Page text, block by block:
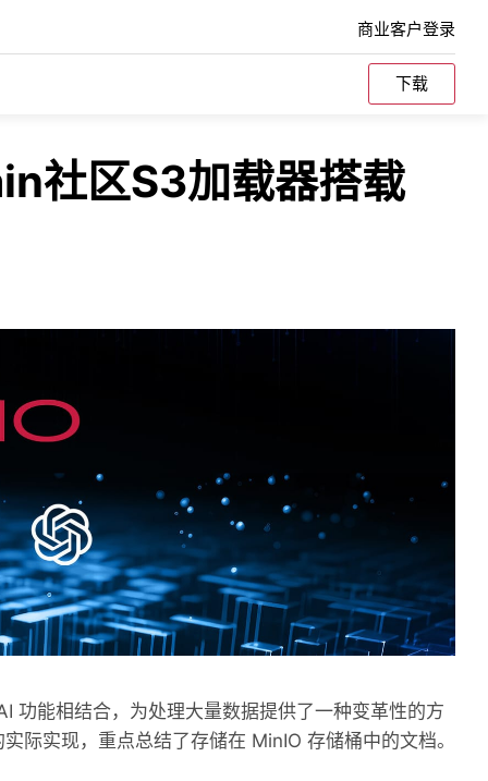
商业客户登录
同环境
了解MinIO如何为Splunk SmartStores提供大
规模性能。
的Kubernetes野心。
下载
社区S3加载器搭载
功能相结合，为处理大量数据提供了一种变革性的方
实现，重点总结了存储在 MinIO 存储桶中的文档。